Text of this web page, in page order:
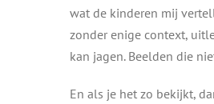
wat de kinderen mij
zonder enige context,
kan jagen. Beelden die
En als je het zo bekijkt,